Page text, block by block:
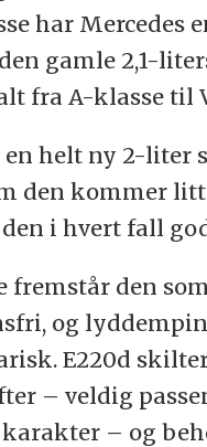
har Mercedes
gamle 2,1-
fra A-klasse til
en helt ny 2-liter
den kommer litt
i hvert fall
fremstår den
og
E220d
– veldig
– og